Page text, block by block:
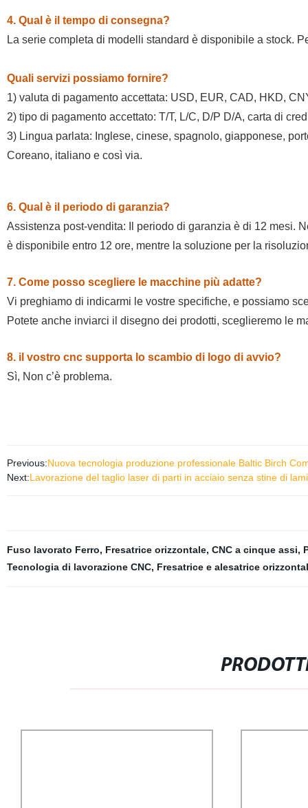
4. Qual è il tempo di consegna?
La serie completa di modelli standard è disponibile a stock.
Quali servizi possiamo fornire?
1) valuta di pagamento accettata: USD, EUR, CAD, HKD,
2) tipo di pagamento accettato: T/T, L/C, D/P D/A, carta di
3) Lingua parlata: Inglese, cinese, spagnolo, giapponese,
Coreano, italiano e così via.
6. Qual è il periodo di garanzia?
Assistenza post-vendita: Il periodo di garanzia è di 12 mesi.
è disponibile entro 12 ore, mentre la soluzione per la
7. Come posso scegliere le macchine più adatte?
Vi preghiamo di indicarmi le vostre specifiche, e possiamo
Potete anche inviarci il disegno dei prodotti, sceglieremo le
8. il vostro cnc supporta lo scambio di logo di avvio?
Sì, Non c’è problema.
Previous:Nuova tecnologia produzione professionale Baltic Birch
Next:Lavorazione del taglio laser di parti in acciaio senza stine di
Fuso lavorato Ferro, Fresatrice orizzontale, CNC a cinque assi,
Tecnologia di lavorazione CNC, Fresatrice e alesatrice